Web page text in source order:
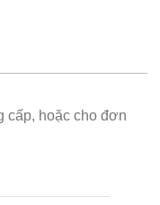
cấp, hoặc cho đơn